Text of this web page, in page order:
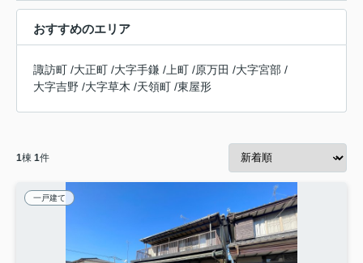
おすすめのエリア
諏訪町 /大正町 /大字手鎌 / 上町 /原万田 /大字宮部 /
大字吉野 /大字草木 /天領町 /東屋形
1棟 1件
一戸建て